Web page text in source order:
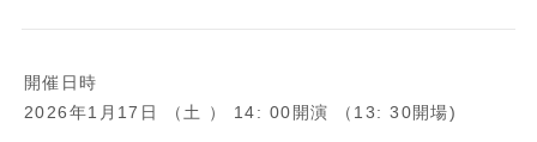
開催日時
2026年1月17日 （土 ） 14: 00開演 （13: 30開場)